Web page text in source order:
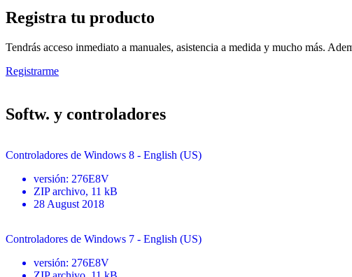
Registra tu producto
Tendrás acceso inmediato a manuales, asistencia a medida y mucho más.
Registrarme
Softw. y controladores
Controladores de Windows 8 - English (US)
versión: 276E8V
ZIP archivo, 11 kB
28 August 2018
Controladores de Windows 7 - English (US)
versión: 276E8V